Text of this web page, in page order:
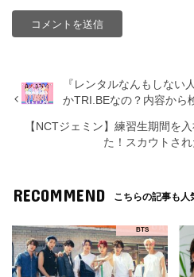
『レンタルなんもしない
かTRI.BEなの？内容から
【NCTジェミン】練習生期間を
た！スカウトさ
RECOMMEND こちらの記事も人
BTS